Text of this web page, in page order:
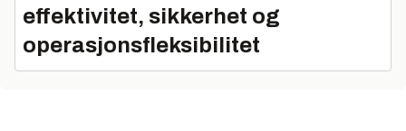
effektivitet, sikkerhet og
operasjonsfleksibilitet